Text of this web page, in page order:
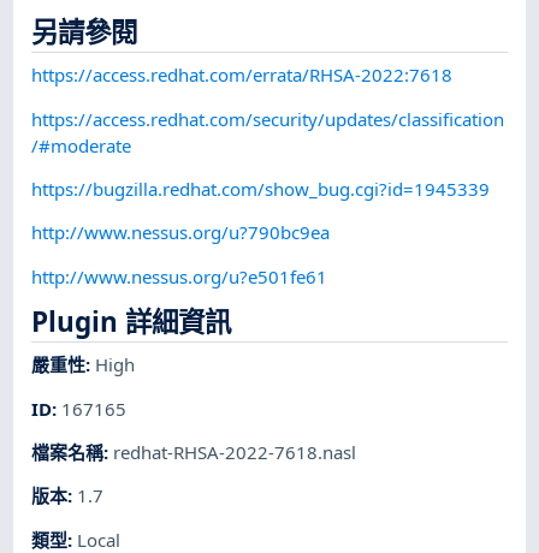
另請參閱
https://access.redhat.com/errata/RHSA-2022:7618
https://access.redhat.com/security/updates/classification
/#moderate
https://bugzilla.redhat.com/show_bug.cgi?id=1945339
http://www.nessus.org/u?790bc9ea
http://www.nessus.org/u?e501fe61
Plugin 詳細資訊
嚴重性: High
ID: 167165
檔案名稱: redhat-RHSA-2022-7618.nasl
版本: 1.7
類型: Local